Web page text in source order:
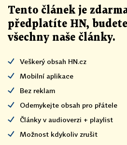
Tento článek je
předplatíte HN,
všechny naše články.
Veškerý obsah HN.cz
Mobilní aplikace
Bez reklam
Odemykejte obsah pro přátele
Články v audioverzi + playlist
Možnost kdykoliv zrušit